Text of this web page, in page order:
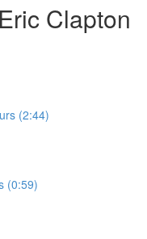
Clapton
(2:44)
(0:59)